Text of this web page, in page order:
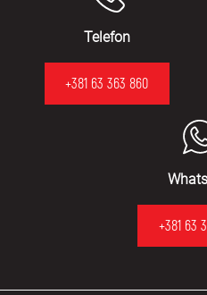
Telefon
+381 63 363 860
+381 63